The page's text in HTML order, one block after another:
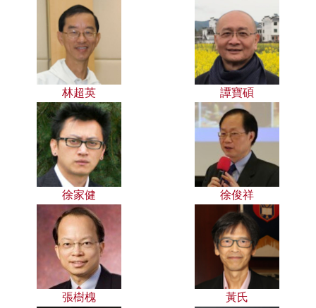
林超英 譚寶碩
徐家健 徐俊祥
張樹槐 黃氏